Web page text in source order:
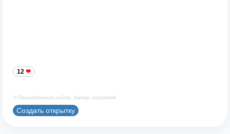
12
© Принадлежит сайту. Автор: podaristih
Создать открытку